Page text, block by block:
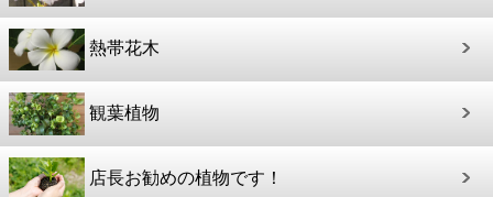
熱帯花木
観葉植物
店長お勧めの植物です！